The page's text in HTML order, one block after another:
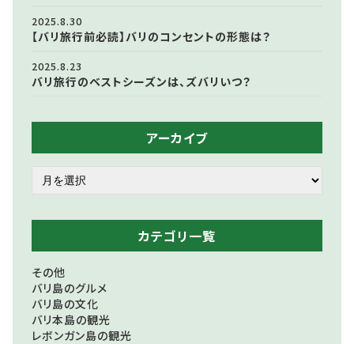
2025.8.30
【バリ旅行前必読】バリのコンセントの形態は？
2025.8.23
バリ旅行のベストシーズンは、ズバリいつ？
アーカイブ
カテゴリ一覧
その他
バリ島のグルメ
バリ島の文化
バリ本島の観光
レボンガン島の観光